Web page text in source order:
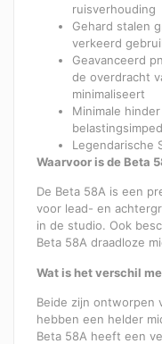
ruisverhouding
Gehard stalen
verkeerd
Geavanceerd
de overdracht
minimaliseert
Minimale
Legendarische
Waarvoor is de Beta
De Beta 58A is een
voor lead- en
in de studio. Ook
Beta 58A draadloze
Wat is het verschil
Beide zijn ontworpen
hebben een helder
Beta 58A heeft een